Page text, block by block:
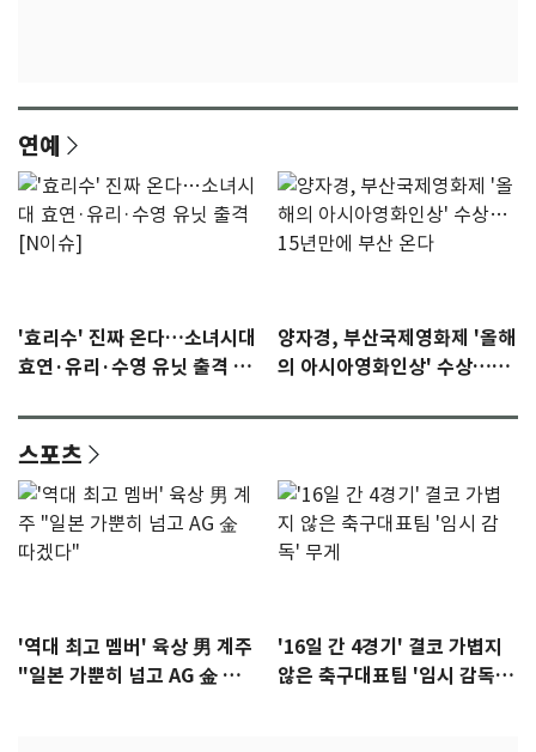
연예
'효리수' 진짜 온다…소녀시대
효연·유리·수영 유닛 출격 [N
양자경, 부산국제영화제 '올해
의 아시아영화인상' 수상…15
스포츠
'역대 최고 멤버' 육상 男 계주
"일본 가뿐히 넘고 AG 金 따겠
'16일 간 4경기' 결코 가볍지
않은 축구대표팀 '임시 감독'